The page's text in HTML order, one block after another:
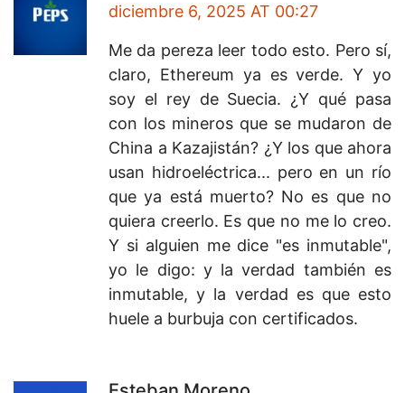
diciembre 6, 2025 AT 00:27
Me da pereza leer todo esto. Pero sí,
claro, Ethereum ya es verde. Y yo
soy el rey de Suecia. ¿Y qué pasa
con los mineros que se mudaron de
China a Kazajistán? ¿Y los que ahora
usan hidroeléctrica... pero en un río
que ya está muerto? No es que no
quiera creerlo. Es que no me lo creo.
Y si alguien me dice "es inmutable",
yo le digo: y la verdad también es
inmutable, y la verdad es que esto
huele a burbuja con certificados.